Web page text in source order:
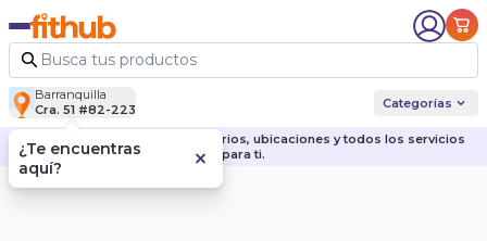
Barranquilla
Cra. 51 #82-223
Categorías
Descubre nuestras sedes, horarios, ubicaciones y todos los servicios
para ti.
¿Te encuentras
aquí?